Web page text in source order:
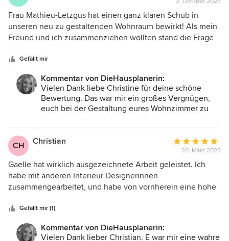
Bewertung:
5
von
5
Frau Mathieu-Letzgus hat einen ganz klaren Schub in
unseren neu zu gestaltenden Wohnraum bewirkt! Als mein
Freund und ich zusammenziehen wollten stand die Frage
renoviertes Haus und meine mitgebrachten alten Möbel am
modernsten und elegantesten zusammenführen könnte.
Die unterschiedlichen Konzepte, die uns in sehr
beeindruckenden 3D-Darstellungen von Frau Mathieu-
Letzgus vorgeschlagen wurden, haben uns sehr inspiriert
Gesamtgestaltung begonnen werden konnte. Dabei
wurden ganz besonders gemäß unserem Wunsch die
Lichtverhältnisse und Fensterausrichtungen zu unserer
vollsten Zufriedenheit berücksichtigt! Unser Wohnzimmer
gewinnt mit jedem neuen Element ein bisschen mehr an
Leben und fühlt sich bereits jetzt schon wohnlich und
Gefällt mir
Kommentar von DieHausplanerin:
Vielen Dank liebe Christine für deine schöne
Bewertung. Das war mir ein großes Vergnügen,
euch bei der Gestaltung eures Wohnzimmer zu
eurem neuen gemeinsamen Zuhause!!!
CH
Christian
Bewertung:
5
5
20. März 2023
Gaelle hat wirklich ausgezeichnete Arbeit geleistet. Ich
habe mit anderen Interieur Designerinnen
zusammengearbeitet, und habe von vornherein eine hohe
Projekt, eine Mietwohnung, waren mir zwei Dinge sehr
wichtig: 1) die Wohnung sollte durch gute Preis-Leistungs
Massnahmen modernisiert und möbliert werden, und 2)
Gefällt mir (1)
Kommentar von DieHausplanerin:
Vielen Dank lieber Christian. E war mir eine wahre